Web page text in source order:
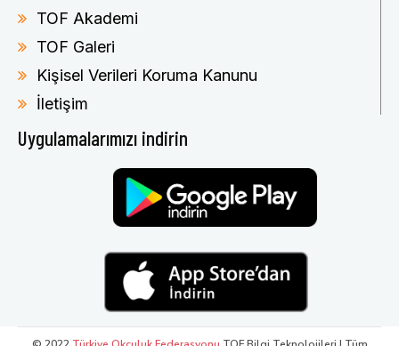
TOF Akademi
TOF Galeri
Kişisel Verileri Koruma Kanunu
İletişim
Uygulamalarımızı indirin